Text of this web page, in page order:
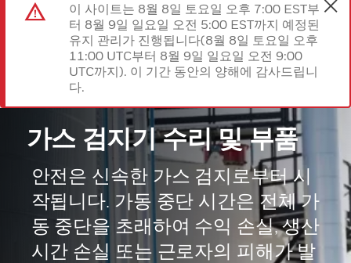
이 사이트는 8월 8일 토요일 오후 7:00 EST부
터 8월 9일 일요일 오전 5:00 EST까지 예정된
유지 관리가 진행됩니다(8월 8일 토요일 오후
11:00 UTC부터 8월 9일 일요일 오전 9:00
UTC까지). 이 기간 동안의 양해에 감사드립니
다.
가스 검지기 수리 및 부품
안전은 신속한 가스 검지로부터 시
작됩니다. 가동 중단 시간은 전체 가
동 중단을 초래하여 수익 손실, 생산
시간 손실 또는 근로자의 피해가 발